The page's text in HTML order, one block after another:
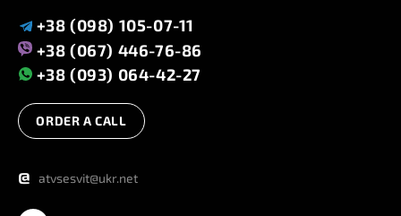
+38 (098) 105-07-11
+38 (067) 446-76-86
+38 (093) 064-42-27
ORDER A CALL
@ atvsesvit@ukr.net